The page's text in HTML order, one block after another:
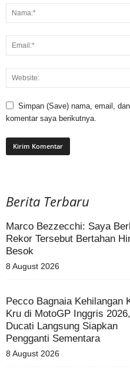
Simpan (Save) nama, email,
komentar saya berikutnya.
Berita Terbaru
Marco Bezzecchi: Saya
Rekor Tersebut Bertahan
Besok
8 August 2026
Pecco Bagnaia Kehilangan
Kru di MotoGP Inggris 2026,
Ducati Langsung Siapkan
Pengganti Sementara
8 August 2026